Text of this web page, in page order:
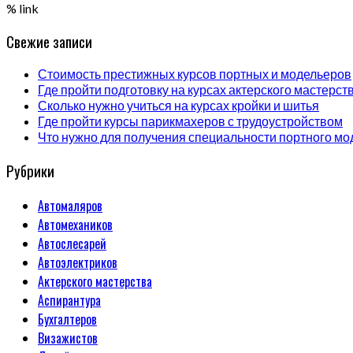
% link
Свежие записи
Стоимость престижных курсов портных и модельеров
Где пройти подготовку на курсах актерского
Сколько нужно учиться на курсах кройки и шитья
Где пройти курсы парикмахеров с трудоустройством
Что нужно для получения специальности портного
Рубрики
Автомаляров
Автомехаников
Автослесарей
Автоэлектриков
Актерского мастерства
Аспирантура
Бухгалтеров
Визажистов